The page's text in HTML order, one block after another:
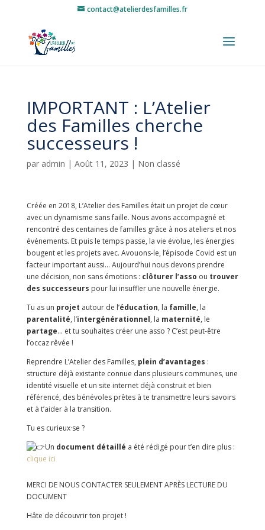
contact@atelierdesfamilles.fr
IMPORTANT : L’Atelier
des Familles cherche
successeurs !
par admin | Août 11, 2023 | Non classé
Créée en 2018, L’Atelier des Familles était un projet de cœur
avec un dynamisme sans faille. Nous avons accompagné et
rencontré des centaines de familles grâce à nos ateliers et nos
événements. Et puis le temps passe, la vie évolue, les énergies
bougent et les projets avec. Avouons-le, l’épisode Covid est un
facteur important aussi… Aujourd’hui nous devons prendre
une décision, non sans émotions : clôturer l’asso ou trouver
des successeurs pour lui insuffler une nouvelle énergie.
Tu as un projet autour de l’éducation, la famille, la
parentalité, l’intergénérationnel, la maternité, le
partage… et tu souhaites créer une asso ? C’est peut-être
l’occaz rêvée !
Reprendre L’Atelier des Familles, plein d’avantages :
structure déjà existante connue dans plusieurs communes, une
identité visuelle et un site internet déjà construit et bien
référencé, des bénévoles prêtes à te transmettre leurs savoirs
et à t’aider à la transition.
Tu es curieux·se ?
Un document détaillé a été rédigé pour t’en dire plus :
clique ici
MERCI DE NOUS CONTACTER SEULEMENT APRÈS LECTURE DU
DOCUMENT
Hâte de découvrir ton projet !